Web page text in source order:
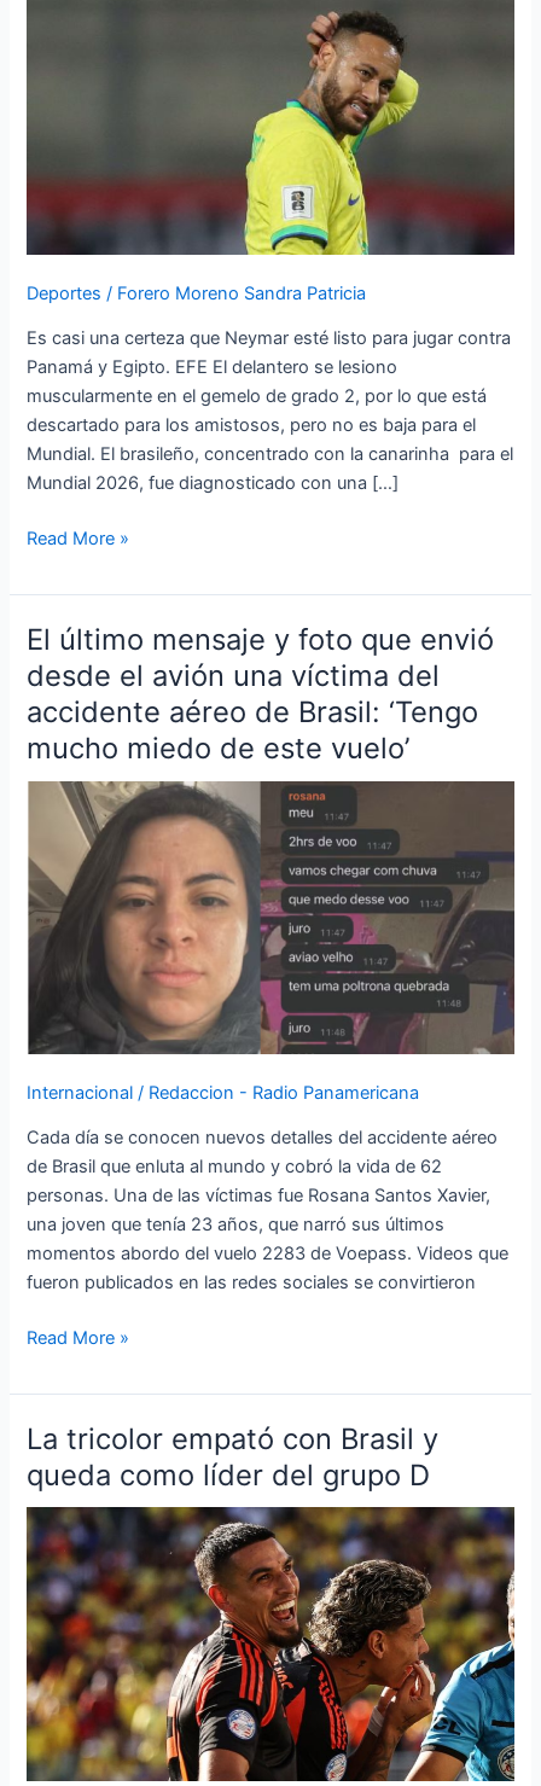
Deportes / Forero Moreno Sandra Patricia
Es casi una certeza que Neymar esté listo para jugar contra
Panamá y Egipto. EFE El delantero se lesiono
muscularmente en el gemelo de grado 2, por lo que está
descartado para los amistosos, pero no es baja para el
Mundial. El brasileño, concentrado con la canarinha para el
Mundial 2026, fue diagnosticado con una […]
Read More »
El último mensaje y foto que envió
desde el avión una víctima del
accidente aéreo de Brasil: ‘Tengo
mucho miedo de este vuelo’
Internacional / Redaccion - Radio Panamericana
Cada día se conocen nuevos detalles del accidente aéreo
de Brasil que enluta al mundo y cobró la vida de 62
personas. Una de las víctimas fue Rosana Santos Xavier,
una joven que tenía 23 años, que narró sus últimos
momentos abordo del vuelo 2283 de Voepass. Videos que
fueron publicados en las redes sociales se convirtieron
El
último
mensaje
y
foto
que
envió
el
avión
una
accidente
aéreo
Brasil:
‘Tengo
mucho
vuelo’
Read More »
La tricolor empató con Brasil y
queda como líder del grupo D
La
empató
con
Brasil
y
queda
como
líder
del
grupo
D